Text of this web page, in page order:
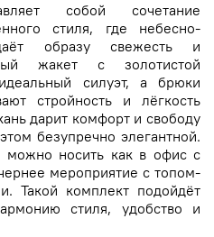
собой сочетание
стиля, где небесно-
образу свежесть и
жакет с золотистой
силуэт, а брюки
стройность и лёгкость
дарит комфорт и свободу
безупречно элегантной.
можно носить как в офис с
мероприятие с топом-
Такой комплект подойдёт
стиля, удобство и